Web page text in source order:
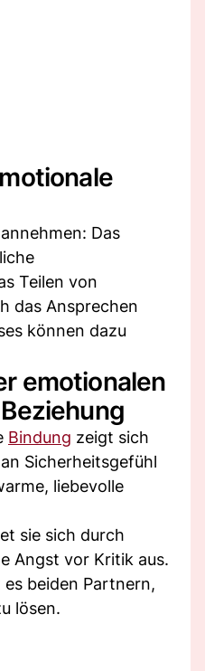
Das
Teilen von
das Ansprechen
können dazu
emotionalen
Bindung zeigt sich
Sicherheitsgefühl
liebevolle
sie sich durch
Angst vor Kritik aus.
beiden Partnern,
lösen.